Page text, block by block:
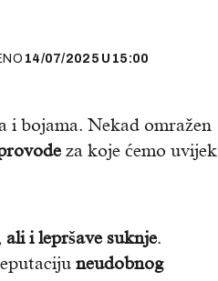
14/07/2025 U 15:00
i bojama. Nekad omražen
za koje ćemo uvijek
ali i lepršave suknje.
neudobnog